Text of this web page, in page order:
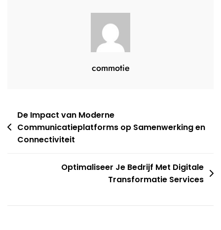
commotie
Berichtnavigatie
De Impact van Moderne
Communicatieplatforms op Samenwerking en
Connectiviteit
Optimaliseer Je Bedrijf Met Digitale
Transformatie Services